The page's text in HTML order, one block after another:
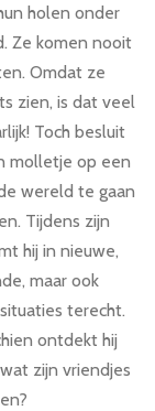
holen onder
Ze komen nooit
Omdat ze
zien, is dat veel
Toch besluit
molletje op een
wereld te gaan
Tijdens zijn
hij in nieuwe,
maar ook
terecht.
ontdekt hij
zijn vriendjes